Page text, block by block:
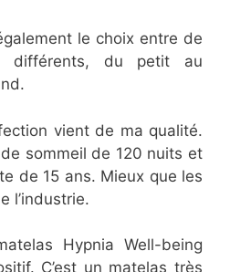
le choix entre de
différents, du petit au
vient de ma qualité.
sommeil de 120 nuits et
de 15 ans. Mieux que les
l’industrie.
Hypnia Well-being
C’est un matelas très